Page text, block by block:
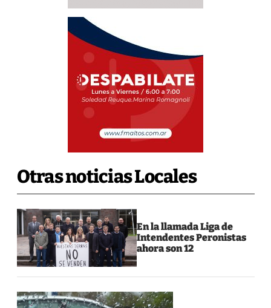
Otras noticias Locales
En la llamada Liga de
Intendentes Peronistas
ahora son 12